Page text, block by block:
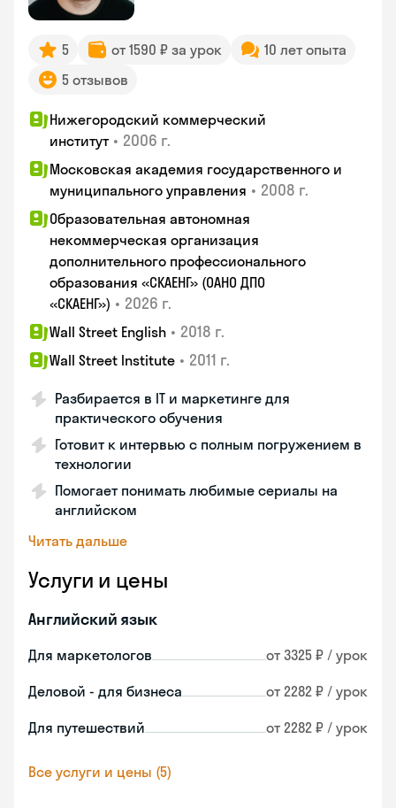
5 от 1590 ₽ за урок
10 лет опыта
5 отзывов
Нижегородский коммерческий
институт • 2006 г.
Московская академия государственного и
муниципального управления • 2008 г.
Образовательная автономная
некоммерческая организация
дополнительного профессионального
образования «СКАЕНГ» (ОАНО ДПО
«СКАЕНГ») • 2026 г.
Wall Street English • 2018 г.
Wall Street Institute • 2011 г.
Разбирается в IT и маркетинге для
практического обучения
Готовит к интервью с полным погружением в
технологии
Помогает понимать любимые сериалы на
английском
Читать дальше
Услуги и цены
Английский язык
Для маркетологов от 3325 ₽ / урок
Деловой - для бизнеса от 2282 ₽ / урок
Для путешествий от 2282 ₽ / урок
Все услуги и цены (5)